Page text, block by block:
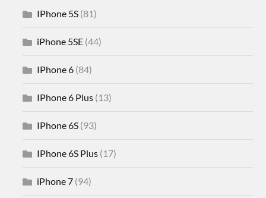
IPhone 5S (81)
iPhone 5SE (44)
IPhone 6 (84)
IPhone 6 Plus (13)
IPhone 6S (93)
IPhone 6S Plus (17)
iPhone 7 (94)